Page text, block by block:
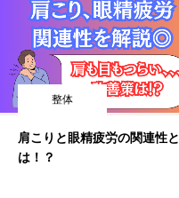
整体
肩こりと眼精疲労の関連性と
は！？